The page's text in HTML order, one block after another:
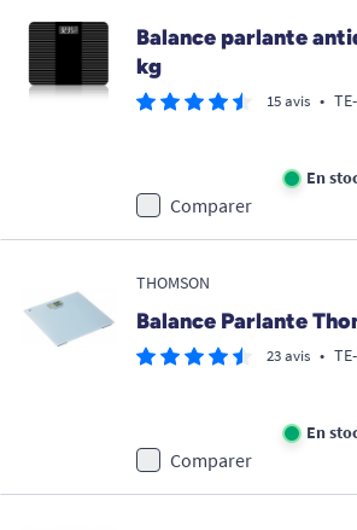
Balance parlante
kg
15 avis •
En
Comparer
THOMSON
Balance Parlante
23 avis •
En
Comparer